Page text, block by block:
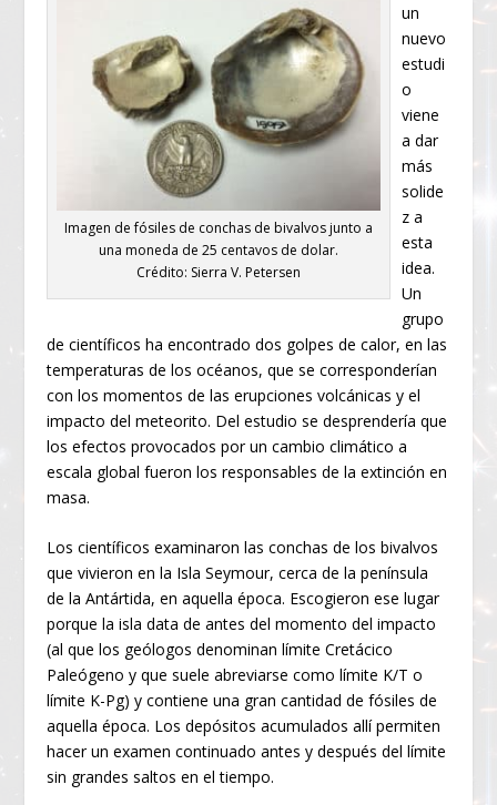
Imagen de fósiles de conchas de bivalvos junto a
una moneda de 25 centavos de dolar.
Crédito: Sierra V. Petersen
un
nuevo
estudi
o
viene
a dar
más
solide
z a
esta
idea.
Un
grupo
de científicos ha encontrado dos golpes de calor, en las
temperaturas de los océanos, que se corresponderían
con los momentos de las erupciones volcánicas y el
impacto del meteorito. Del estudio se desprendería que
los efectos provocados por un cambio climático a
escala global fueron los responsables de la extinción en
masa.
Los científicos examinaron las conchas de los bivalvos
que vivieron en la Isla Seymour, cerca de la península
de la Antártida, en aquella época. Escogieron ese lugar
porque la isla data de antes del momento del impacto
(al que los geólogos denominan límite Cretácico
Paleógeno y que suele abreviarse como límite K/T o
límite K-Pg) y contiene una gran cantidad de fósiles de
aquella época. Los depósitos acumulados allí permiten
hacer un examen continuado antes y después del límite
sin grandes saltos en el tiempo.